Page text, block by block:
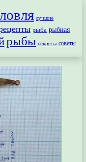
ловля лучшие
рыба рыбная
рыбы секреты советы